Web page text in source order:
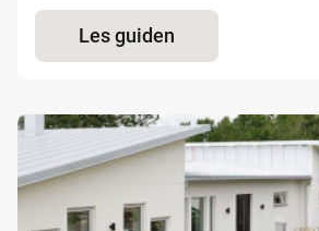
Les guiden